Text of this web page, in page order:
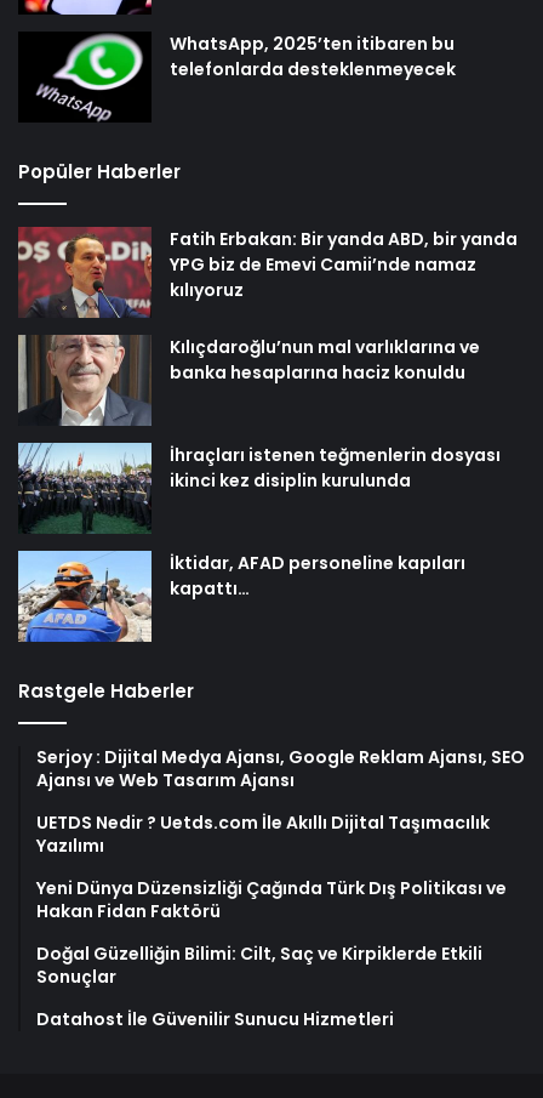
WhatsApp, 2025’ten itibaren bu
telefonlarda desteklenmeyecek
Popüler Haberler
Fatih Erbakan: Bir yanda ABD, bir yanda
YPG biz de Emevi Camii’nde namaz
kılıyoruz
Kılıçdaroğlu’nun mal varlıklarına ve
banka hesaplarına haciz konuldu
İhraçları istenen teğmenlerin dosyası
ikinci kez disiplin kurulunda
İktidar, AFAD personeline kapıları
kapattı…
Rastgele Haberler
Serjoy : Dijital Medya Ajansı, Google Reklam Ajansı, SEO
Ajansı ve Web Tasarım Ajansı
UETDS Nedir ? Uetds.com İle Akıllı Dijital Taşımacılık
Yazılımı
Yeni Dünya Düzensizliği Çağında Türk Dış Politikası ve
Hakan Fidan Faktörü
Doğal Güzelliğin Bilimi: Cilt, Saç ve Kirpiklerde Etkili
Sonuçlar
Datahost İle Güvenilir Sunucu Hizmetleri